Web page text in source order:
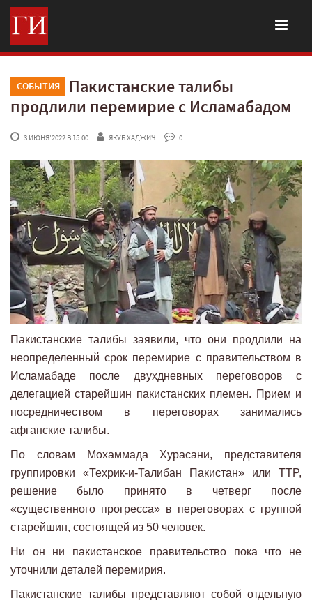
СОБЫТИЯ
Пакистанские талибы
продлили перемирие с Исламабадом
3 ИЮНЯ'2022 В 15:00 ЯКУБ ХАДЖИЧ 0
Пакистанские талибы заявили, что они продлили на
неопределенный срок перемирие с правительством в
Исламабаде после двухдневных переговоров с
делегацией старейшин пакистанских племен. Прием и
посредничеством в переговорах занимались
афганские талибы.
По словам Мохаммада Хурасани, представителя
группировки «Техрик-и-Талибан Пакистан» или TTP,
решение было принято в четверг после
«существенного прогресса» в переговорах с группой
старейшин, состоящей из 50 человек.
Ни он ни пакистанское правительство пока что не
уточнили деталей перемирия.
Пакистанские талибы представляют собой отдельную